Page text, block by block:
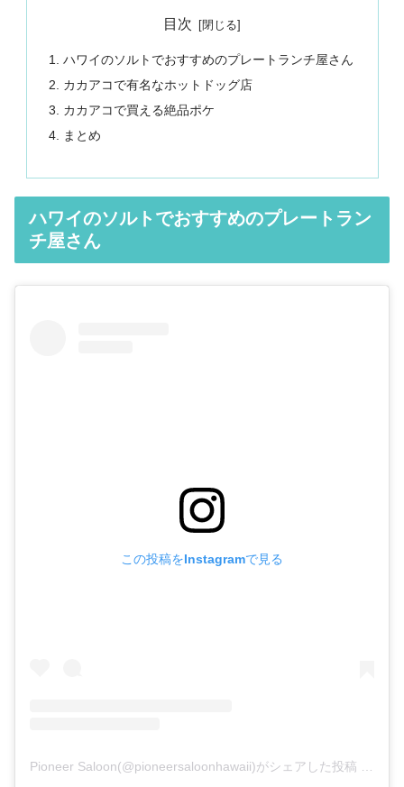
目次
ハワイのソルトでおすすめのプレートランチ屋さん
カカアコで有名なホットドッグ店
カカアコで買える絶品ポケ
まとめ
ハワイのソルトでおすすめのプレートラン
チ屋さん
この投稿をInstagramで見る
Pioneer Saloon(@pioneersaloonhawaii)がシェアした投稿